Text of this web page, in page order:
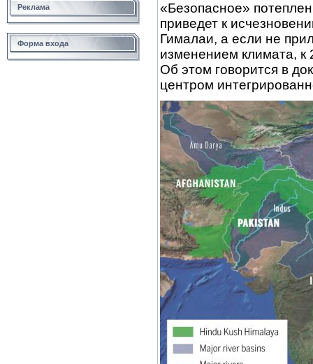
Реклама
Форма входа
«Безопасное»
приведет к
Гималаи, а если не
изменением климата, к
Об этом говорится в
центром